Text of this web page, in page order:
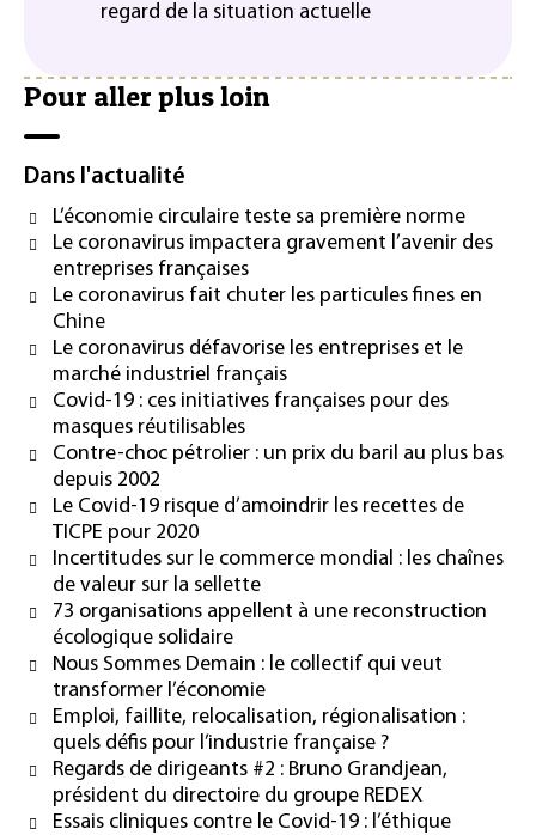
regard de la situation actuelle
Pour aller plus loin
Dans l'actualité
L’économie circulaire teste sa première norme
Le coronavirus impactera gravement l’avenir des
entreprises françaises
Le coronavirus fait chuter les particules fines en
Chine
Le coronavirus défavorise les entreprises et le
marché industriel français
Covid-19 : ces initiatives françaises pour des
masques réutilisables
Contre-choc pétrolier : un prix du baril au plus bas
depuis 2002
Le Covid-19 risque d’amoindrir les recettes de
TICPE pour 2020
Incertitudes sur le commerce mondial : les chaînes
de valeur sur la sellette
73 organisations appellent à une reconstruction
écologique solidaire
Nous Sommes Demain : le collectif qui veut
transformer l’économie
Emploi, faillite, relocalisation, régionalisation :
quels défis pour l’industrie française ?
Regards de dirigeants #2 : Bruno Grandjean,
président du directoire du groupe REDEX
Essais cliniques contre le Covid-19 : l’éthique